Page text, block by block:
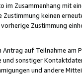
im Zusammenhang mit
keinen
vorherige Zustimmung
Antrag auf Teilnahme
und sonstiger
und andere